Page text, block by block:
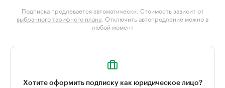
Подписка продлевается автоматически. Стоимость зависит от
выбранного тарифного плана . Отключить автопродление можно в
любой момент
Хотите оформить подписку как юридическое лицо?